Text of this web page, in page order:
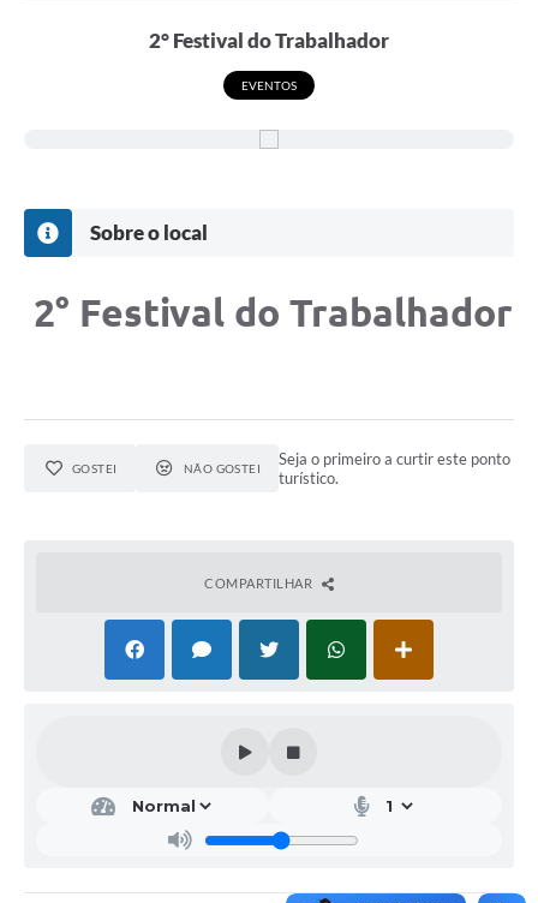
2° Festival do Trabalhador
EVENTOS
Sobre o local
2° Festival do Trabalhador
GOSTEI NÃO GOSTEI
Seja o primeiro a curtir este ponto
turístico.
COMPARTILHAR